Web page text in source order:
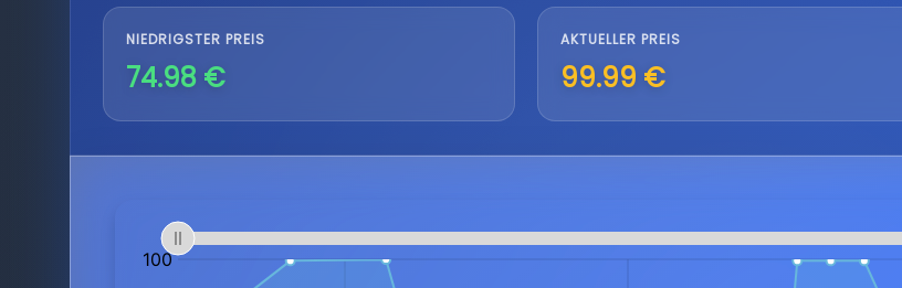
NIEDRIGSTER PREIS
74.98 €
AKTUELLER PREIS
99.99 €